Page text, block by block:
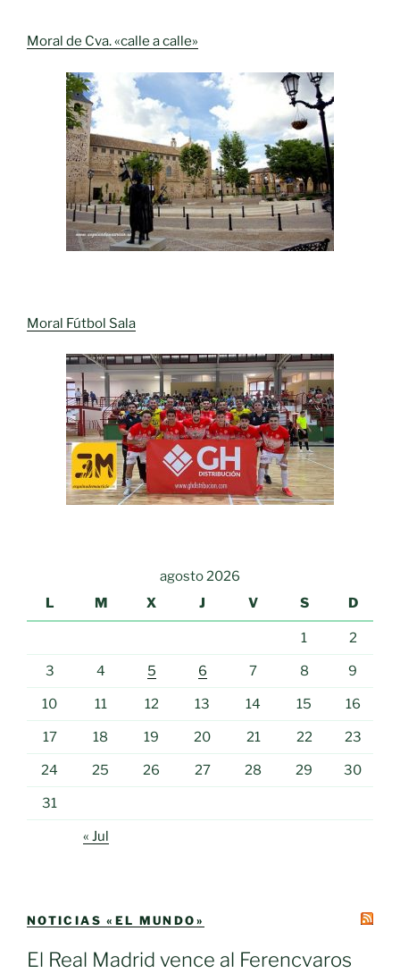
Moral de Cva. «calle a calle»
Moral Fútbol Sala
agosto 2026
L
M X J V S D
1 2
3 4 5 6 7 8 9
10 11 12 13 14 15 16
17 18 19 20 21 22 23
24 25 26 27 28 29 30
31
« Jul
NOTICIAS «EL MUNDO»
El Real Madrid vence al Ferencvaros